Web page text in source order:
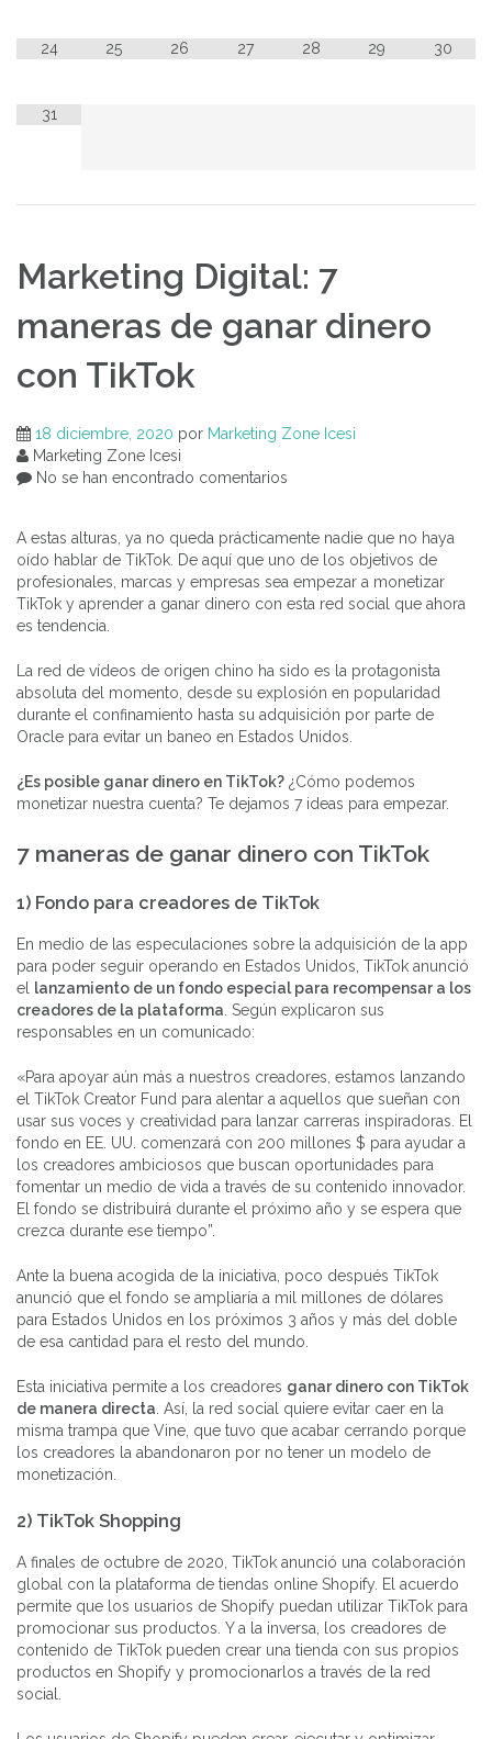
24 25 26 27 28 29 30
31
Marketing Digital: 7
maneras de ganar dinero
con TikTok
18 diciembre, 2020 por Marketing Zone Icesi
Marketing Zone Icesi
No se han encontrado comentarios
A estas alturas, ya no queda prácticamente nadie que no haya
oído hablar de TikTok. De aquí que uno de los objetivos de
profesionales, marcas y empresas sea empezar a monetizar
TikTok y aprender a ganar dinero con esta red social que ahora
es tendencia.
La red de vídeos de origen chino ha sido es la protagonista
absoluta del momento, desde su explosión en popularidad
durante el confinamiento hasta su adquisición por parte de
Oracle para evitar un baneo en Estados Unidos.
¿Es posible ganar dinero en TikTok? ¿Cómo podemos
monetizar nuestra cuenta? Te dejamos 7 ideas para empezar.
7 maneras de ganar dinero con TikTok
1) Fondo para creadores de TikTok
En medio de las especulaciones sobre la adquisición de la app
para poder seguir operando en Estados Unidos, TikTok anunció
el
lanzamiento de un fondo especial para recompensar a los
creadores de la plataforma . Según explicaron sus
responsables en un comunicado:
«Para apoyar aún más a nuestros creadores, estamos lanzando
el TikTok Creator Fund para alentar a aquellos que sueñan con
usar sus voces y creatividad para lanzar carreras inspiradoras. El
fondo en EE. UU. comenzará con 200 millones $ para ayudar a
los creadores ambiciosos que buscan oportunidades para
fomentar un medio de vida a través de su contenido innovador.
El fondo se distribuirá durante el próximo año y se espera que
crezca durante ese tiempo”.
Ante la buena acogida de la iniciativa, poco después TikTok
anunció que el fondo se ampliaría a mil millones de dólares
para Estados Unidos en los próximos 3 años y más del doble
de esa cantidad para el resto del mundo.
Esta iniciativa permite a los creadores ganar dinero con TikTok
de manera directa . Así, la red social quiere evitar caer en la
misma trampa que Vine, que tuvo que acabar cerrando porque
los creadores la abandonaron por no tener un modelo de
monetización.
2) TikTok Shopping
A finales de octubre de 2020, TikTok anunció una colaboración
global con la plataforma de tiendas online Shopify. El acuerdo
permite que los usuarios de Shopify puedan utilizar TikTok para
promocionar sus productos. Y a la inversa, los creadores de
contenido de TikTok pueden crear una tienda con sus propios
productos en Shopify y promocionarlos a través de la red
social.